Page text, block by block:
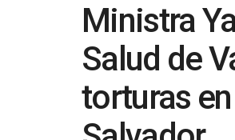
Ministra
Salud de
torturas